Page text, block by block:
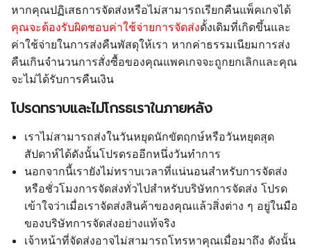
หากคุณปฏิเสธการจัดส่งหรือไม่สามารถเรียกคืนแพ็คเกจได้
คุณจะต้องรับผิดชอบค่าใช้จ่ายการจัดส่งดั้งเดิมที่เกิดขึ้นและ
ค่าใช้จ่ายในการส่งคืนพัสดุให้เรา หากค่าธรรมเนียมการส่ง
คืนเกินจำนวนการสั่งซื้อของคุณแพคเกจจะถูกยกเลิกและคุณ
จะไม่ได้รับการคืนเงิน
โปรดทราบและไม่โกรธเราในภายหลัง
เราไม่สามารถส่งในวันหยุดนักขัตฤกษ์หรือวันหยุดสุด
สัปดาห์ได้ดังนั้นโปรดรออีกหนึ่งวันทำการ
นอกจากนี้เรายังไม่ทราบเวลาที่แน่นอนสำหรับการจัดส่ง
หรือชั่วโมงการจัดส่งทั่วไปสำหรับบริษัทการจัดส่ง โปรด
เข้าใจว่าเมื่อเราจัดส่งสินค้าของคุณแล้วสิ่งต่าง ๆ อยู่ในมือ
ของบริษัทการจัดส่งอย่างแท้จริง
เจ้าหน้าที่จัดส่งอาจไม่สามารถโทรหาคุณเมื่อมาถึง ดังนั้น